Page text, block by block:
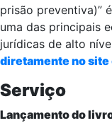
prisão preventiva)”
uma das principais
jurídicas de alto
diretamente no site
Serviço
Lançamento do